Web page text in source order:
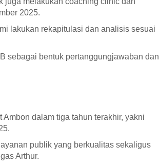
2025.
lakukan rekapitulasi dan analisis sesuai
sebagai bentuk pertanggungjawaban dan
dalam tiga tahun terakhir, yakni
publik yang berkualitas sekaligus
Arthur.